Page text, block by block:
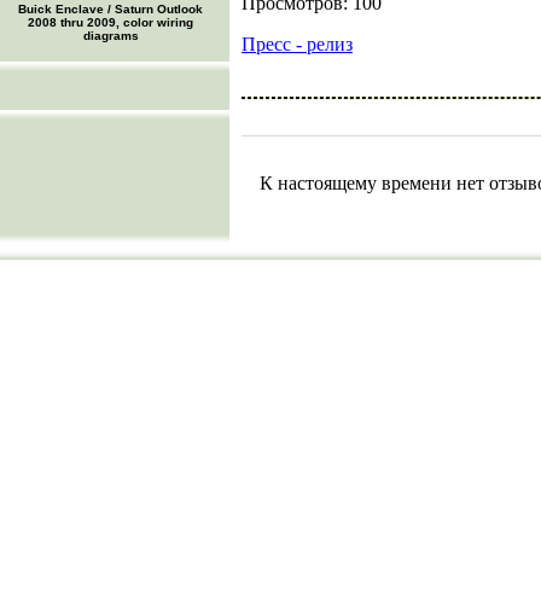
Buick Enclave / Saturn Outlook
2008 thru 2009, color wiring
diagrams
Пресс - релиз
К настоящему времени нет